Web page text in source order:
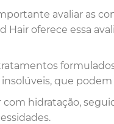
avaliar as
Hair oferece essa
que
hidratação,